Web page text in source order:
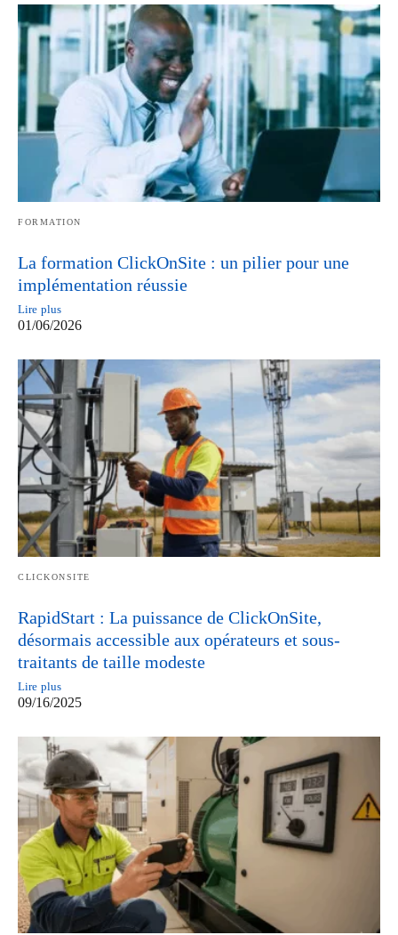
FORMATION
La formation ClickOnSite : un pilier pour une
implémentation réussie
Lire plus
01/06/2026
CLICKONSITE
RapidStart : La puissance de ClickOnSite,
désormais accessible aux opérateurs et sous-
traitants de taille modeste
Lire plus
09/16/2025